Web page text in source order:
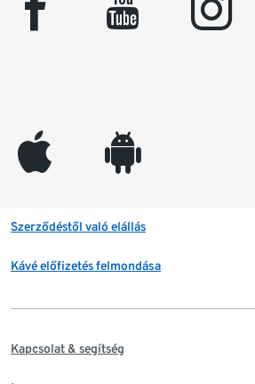
facebook youtube instagram
appleinc android
Szerződéstől való elállás
Kávé előfizetés felmondása
Kapcsolat & segítség